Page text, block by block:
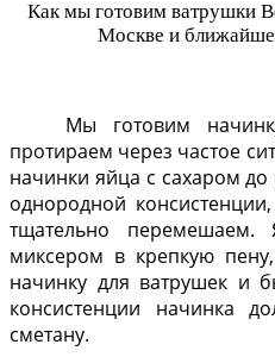
Как мы готовим ватрушки
Москве и
Мы готовим
протираем через частое
начинки яйца с сахаром
однородной
тщательно перемешаем.
миксером в крепкую
начинку для ватрушек и
консистенции начинка
сметану.